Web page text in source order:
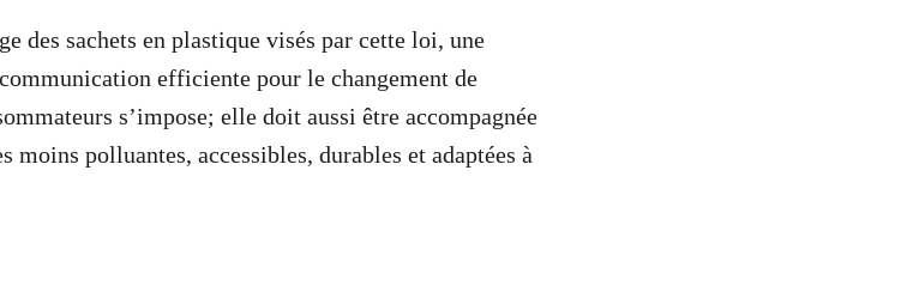
des sachets en plastique visés par cette loi, une
efficiente pour le changement de
s’impose; elle doit aussi être accompagnée
polluantes, accessibles, durables et adaptées à